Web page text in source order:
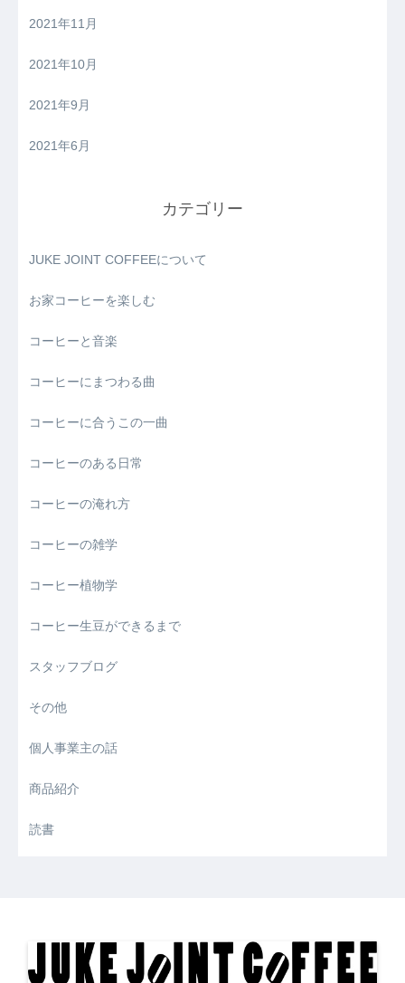
2021年11月
2021年10月
2021年9月
2021年6月
カテゴリー
JUKE JOINT COFFEEについて
お家コーヒーを楽しむ
コーヒーと音楽
コーヒーにまつわる曲
コーヒーに合うこの一曲
コーヒーのある日常
コーヒーの淹れ方
コーヒーの雑学
コーヒー植物学
コーヒー生豆ができるまで
スタッフブログ
その他
個人事業主の話
商品紹介
読書